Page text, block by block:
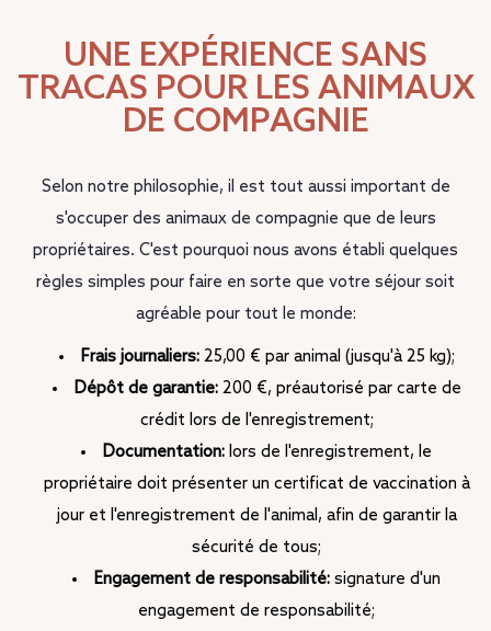
UNE EXPÉRIENCE SANS
TRACAS POUR LES ANIMAUX
DE COMPAGNIE
Selon notre philosophie, il est tout aussi important de
s'occuper des animaux de compagnie que de leurs
propriétaires. C'est pourquoi nous avons établi quelques
règles simples pour faire en sorte que votre séjour soit
agréable pour tout le monde:
Frais journaliers: 25,00 € par animal (jusqu'à 25 kg);
Dépôt de garantie: 200 €, préautorisé par carte de
crédit lors de l'enregistrement;
Documentation: lors de l'enregistrement, le
propriétaire doit présenter un certificat de vaccination à
jour et l'enregistrement de l'animal, afin de garantir la
sécurité de tous;
Engagement de responsabilité: signature d'un
engagement de responsabilité;